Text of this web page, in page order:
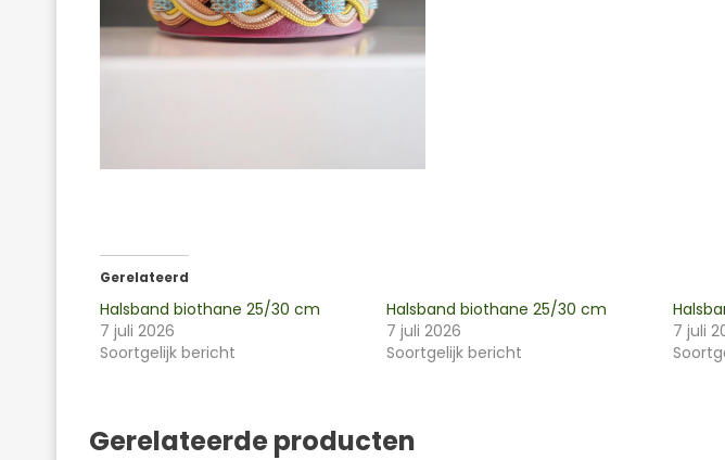
Gerelateerd
Halsband biothane 25/30 cm
7 juli 2026
Soortgelijk bericht
Halsband biothane 25/30 cm
7 juli 2026
Soortgelijk bericht
7 juli
Gerelateerde producten